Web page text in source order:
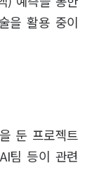
을 활용 중이
둔 프로젝트
팀 등이 관련